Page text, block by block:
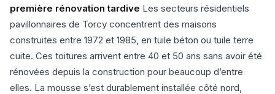
première rénovation tardive Les secteurs résidentiels
pavillonnaires de Torcy concentrent des maisons
construites entre 1972 et 1985, en tuile béton ou tuile terre
cuite. Ces toitures arrivent entre 40 et 50 ans sans avoir été
rénovées depuis la construction pour beaucoup d’entre
elles. La mousse s’est durablement installée côté nord,